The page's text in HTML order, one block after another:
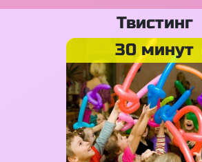
Твистинг
30 минут